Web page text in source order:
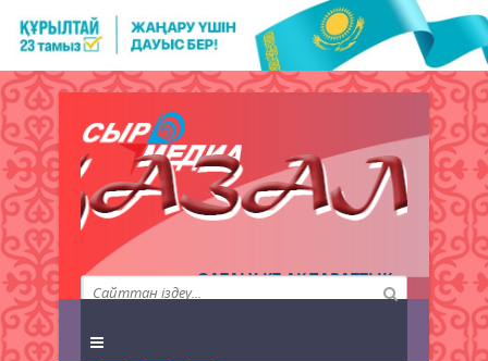
QAZALY.KZ АҚПАРАТТЫҚ
АГЕНТТІГІ